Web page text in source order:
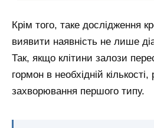
Крім того, таке дослідження
виявити наявність не лише
Так, якщо клітини залози
гормон в необхідній
захворювання першого типу.